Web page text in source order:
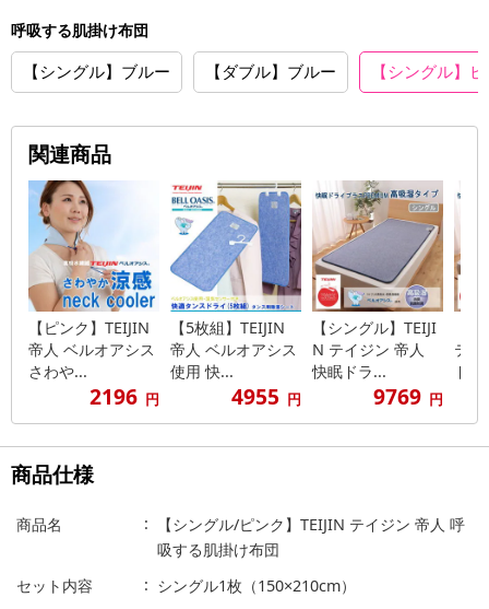
呼吸する肌掛け布団
【シングル】ブルー 【ダブル】ブルー 【シングル】
関連商品
【ピンク】TEIJIN
帝人 ベルオアシス
さわや...
2196 円
【5枚組】TEIJIN
帝人 ベルオアシス
使用 快...
4955 円
【シングル】TEIJI
N テイジン 帝人
快眠ドラ...
9769 円
テ
ド
商品仕様
商品名
【シングル/ピンク】TEIJIN テイジン 帝人 呼
吸する肌掛け布団
セット内容
シングル1枚（150×210cm）